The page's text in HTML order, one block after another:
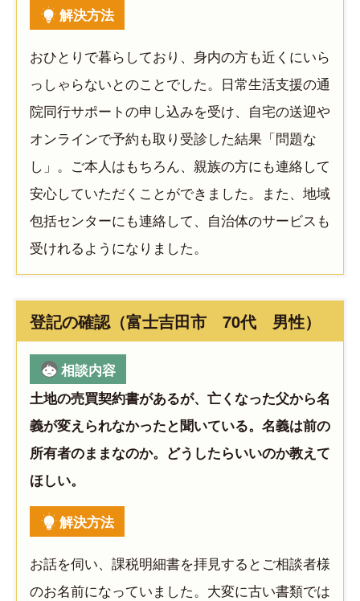
解決方法
おひとりで暮らしており、身内の方も近くにいら
っしゃらないとのことでした。日常生活支援の通
院同行サポートの申し込みを受け、自宅の送迎や
オンラインで予約も取り受診した結果「問題な
し」。ご本人はもちろん、親族の方にも連絡して
安心していただくことができました。また、地域
包括センターにも連絡して、自治体のサービスも
受けれるようになりました。
登記の確認（富士吉田市 70代 男性）
相談内容
土地の売買契約書があるが、亡くなった父から名
義が変えられなかったと聞いている。名義は前の
所有者のままなのか。どうしたらいいのか教えて
ほしい。
解決方法
お話を伺い、課税明細書を拝見するとご相談者様
のお名前になっていました。大変に古い書類では